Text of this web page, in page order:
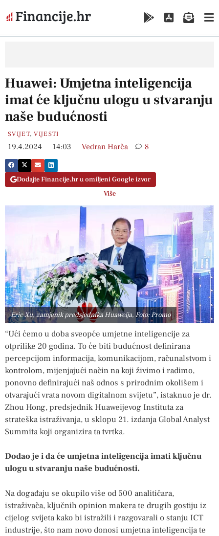
Huawei: Umjetna inteligencija
imat će ključnu ulogu u stvaranju
naše budućnosti
SVIJET,VIJESTI
19.4.2024 14:03 Vedran Harča 8
Dodajte Financije.hr u omiljeni Google izvor
Više
Eric Xu, zamjenik predsjednika Huaweija, Foto: Promo
“Ući ćemo u doba sveopće umjetne inteligencije za
otprilike 20 godina. To će biti budućnost definirana
percepcijom informacija, komunikacijom, računalstvom i
kontrolom, mijenjajući način na koji živimo i radimo,
ponovno definirajući naš odnos s prirodnim okolišem i
otvarajući vrata novom digitalnom svijetu”, istaknuo je dr.
Zhou Hong, predsjednik Huaweijevog Instituta za
strateška istraživanja, u sklopu 21. izdanja Global Analyst
Summita koji organizira ta tvrtka.
Dodao je i da će umjetna inteligencija imati ključnu
ulogu u stvaranju naše budućnosti.
Na događaju se okupilo više od 500 analitičara,
istraživača, ključnih opinion makera te drugih gostiju iz
cijelog svijeta kako bi istražili i razgovarali o stanju ICT
industrije, što nam novo donosi umjetna inteligencija te